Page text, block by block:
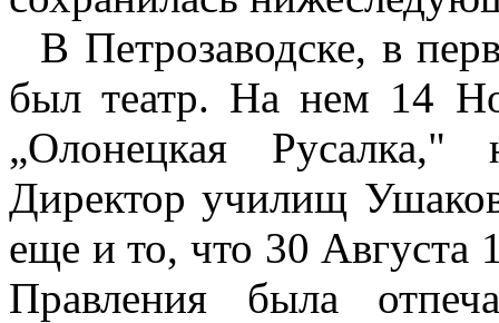
В Петрозаводске, в
был театр. На нем 14
„Олонецкая Русалка,"
Директор училищ
еще и то, что 30 Августа
Правления была